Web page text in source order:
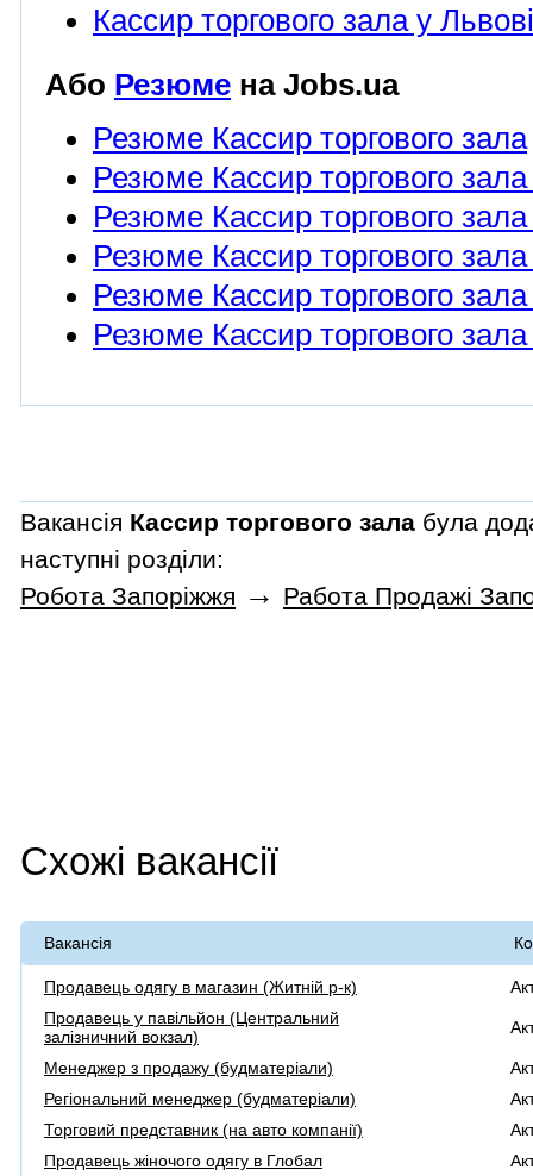
Кассир торгового зала у Львові
Або Резюме на Jobs.ua
Резюме Кассир торгового зала
Резюме Кассир торгового зала
Резюме Кассир торгового зала
Резюме Кассир торгового
Резюме Кассир торгового зала
Резюме Кассир торгового зала
Вакансія Кассир торгового зала була
наступні розділи:
Робота Запоріжжя → Работа Продажі
Схожі вакансії
Вакансія
Продавець одягу в магазин (Житній р-к)
Продавець у павільйон (Центральний
залізничний вокзал)
Менеджер з продажу (будматеріали)
Регіональний менеджер (будматеріали)
Торговий представник (на авто компанії)
Продавець жіночого одягу в Глобал